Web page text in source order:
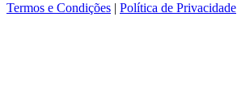
Termos e Condições | Política de Privacidade